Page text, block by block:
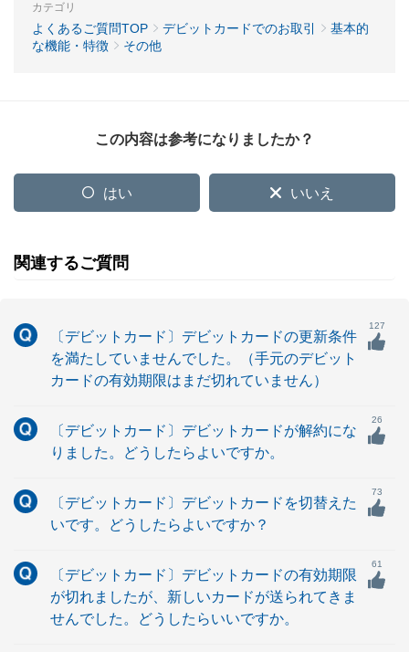
カテゴリ
よくあるご質問TOP デビットカードでのお取引
基本的
な機能・特徴
その他
この内容は参考になりましたか？
はい いいえ
関連するご質問
〔デビットカード〕デビットカードの更新条件
を満たしていませんでした。（手元のデビット
カードの有効期限はまだ切れていません）
127
〔デビットカード〕デビットカードが解約にな
りました。どうしたらよいですか。
26
〔デビットカード〕デビットカードを切替えた
いです。どうしたらよいですか？
73
〔デビットカード〕デビットカードの有効期限
が切れましたが、新しいカードが送られてきま
せんでした。どうしたらいいですか。
61